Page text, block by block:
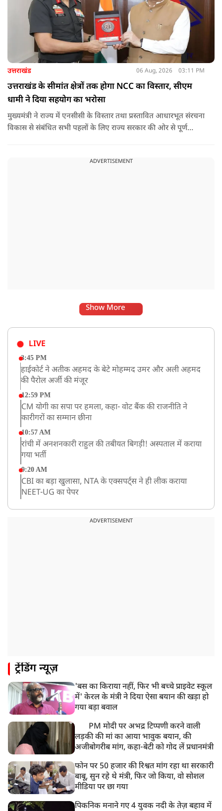
उत्तराखंड 06 Aug, 2026 03:11 PM
उत्तराखंड के सीमांत क्षेत्रों तक होगा NCC का विस्तार, सीएम
धामी ने दिया सहयोग का भरोसा
मुख्यमंत्री ने राज्य में एनसीसी के विस्तार तथा प्रस्तावित आधारभूत संरचना
विकास से संबंधित सभी पहलों के लिए राज्य सरकार की ओर से पूर्ण
ADVERTISEMENT
Show More
LIVE
3:45 PM
हाईकोर्ट ने अतीक अहमद के बेटे मोहम्मद उमर और अली अहमद
की पैरोल अर्जी की मंजूर
12:59 PM
CM योगी का सपा पर हमला, कहा- वोट बैंक की राजनीति ने
कारीगरों का सम्मान छीना
10:57 AM
रांची में अनशनकारी राहुल की तबीयत बिगड़ी! अस्पताल में कराया
गया भर्ती
9:20 AM
CBI का बड़ा खुलासा, NTA के एक्सपर्ट्स ने ही लीक कराया
NEET-UG का पेपर
उत्तराखंड: हरिद्वार में गंगा उफान पर, जलस्तर में बढ़ोतरी
ADVERTISEMENT
ट्रेंडिंग न्यूज़
'बस का किराया नहीं, फिर भी बच्चे प्राइवेट स्कूल
में' केरल के मंत्री ने दिया ऐसा बयान की खड़ा हो
गया बड़ा बवाल
PM मोदी पर अभद्र टिप्पणी करने वाली
लड़की की मां का आया भावुक बयान, की
अजीबोगरीब मांग, कहा-बेटी को गोद लें प्रधानमंत्री
फोन पर 50 हजार की रिश्वत मांग रहा था सरकारी
बाबू, सुन रहे थे मंत्री, फिर जो किया, वो सोशल
मीडिया पर छा गया
पिकनिक मनाने गए 4 युवक नदी के तेज़ बहाव में